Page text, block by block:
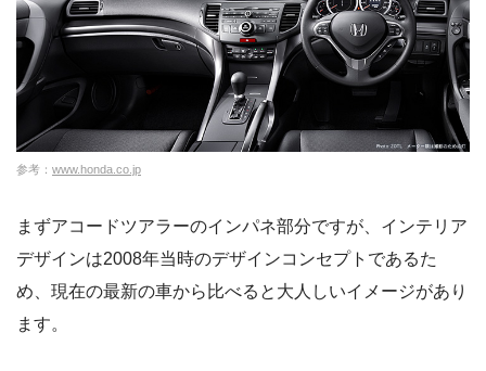
参考： www.honda.co.jp
まずアコードツアラーのインパネ部分ですが、インテリア
デザインは2008年当時のデザインコンセプトであるた
め、現在の最新の車から比べると大人しいイメージがあり
ます。